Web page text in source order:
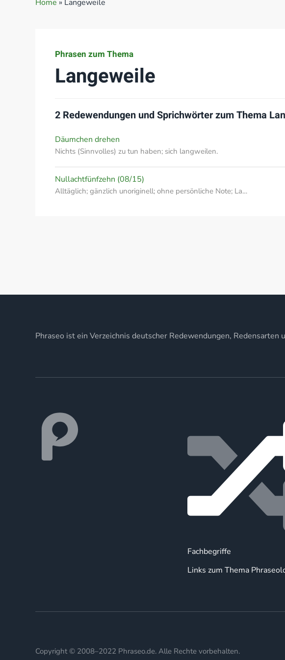
Home » Langeweile
Phrasen zum Thema
Langeweile
2 Redewendungen und Sprichwörter zum Thema
Däumchen drehen
Nichts (Sinnvolles) zu tun haben; sich langweilen.
Nullachtfünfzehn (08/15)
Alltäglich; gänzlich unoriginell; ohne persönliche Note; La…
Phraseo ist ein Verzeichnis deutscher Redewendungen, Redensarten
Fachbegriffe
Links zum Thema
Copyright © 2008–2022 Phraseo.de. Alle Rechte vorbehalten.